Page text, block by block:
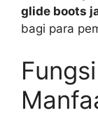
glide boots
bagi para